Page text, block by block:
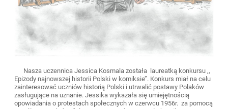
Nasza uczennica Jessica Kosmala została laureatką konkursu ,,
Epizody najnowszej historii Polski w komiksie’’. Konkurs miał na celu
zainteresować uczniów historią Polski i utrwalić postawy Polaków
zasługujące na uznanie. Jessika wykazała się umiejętnością
opowiadania o protestach społecznych w czerwcu 1956r. za pomocą